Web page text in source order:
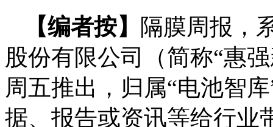
【编者按】
隔膜周报，
股份有限公司（简称“惠
周五推出，归属“电池智
据、报告或资讯等给行业